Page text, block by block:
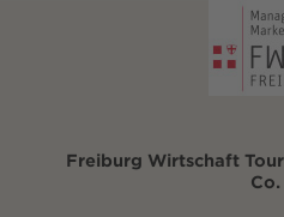
Freiburg Wirtschaft
Co.